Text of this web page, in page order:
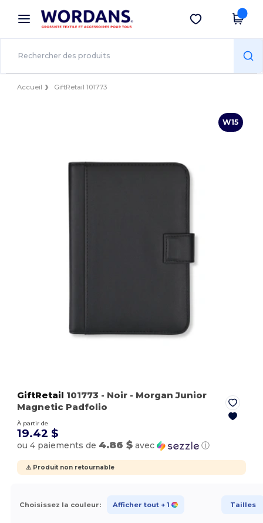
× Appli Wordans
Meilleurs prix sur l’app !
Obtenir l'appli
Accueil GiftRetail 101773
W15
GiftRetail 101773 - Noir - Morgan Junior
Magnetic Padfolio
À partir de
19.42 $
ou 4 paiements de 4.86 $ avec ⓘ
⚠️ Produit non retournable
Choisissez la couleur: Afficher tout + 1 Tailles